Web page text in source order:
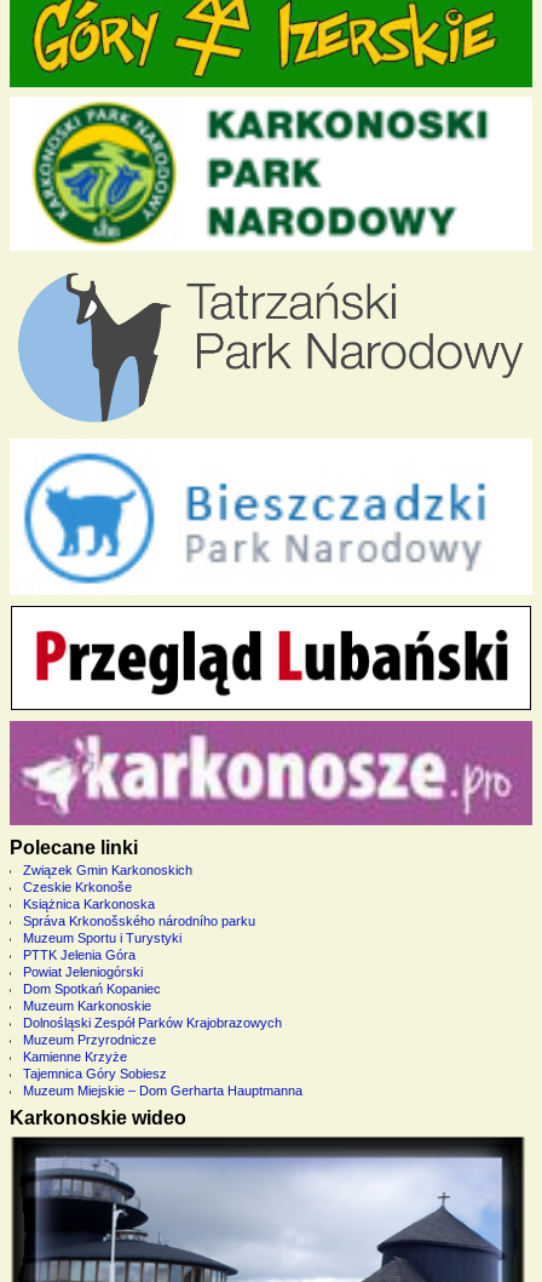
Polecane linki
Związek Gmin Karkonoskich
Czeskie Krkonoše
Książnica Karkonoska
Správa Krkonošského národního parku
Muzeum Sportu i Turystyki
PTTK Jelenia Góra
Powiat Jeleniogórski
Dom Spotkań Kopaniec
Muzeum Karkonoskie
Dolnośląski Zespół Parków Krajobrazowych
Muzeum Przyrodnicze
Kamienne Krzyże
Tajemnica Góry Sobiesz
Muzeum Miejskie – Dom Gerharta Hauptmanna
Karkonoskie wideo